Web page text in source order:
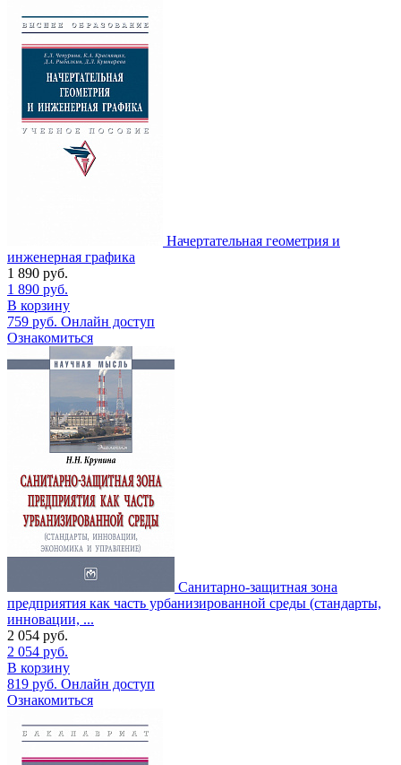
Начертательная геометрия и
инженерная графика
1 890 руб.
1 890 руб.
В корзину
759 руб. Онлайн доступ
Ознакомиться
Санитарно-защитная зона
предприятия как часть урбанизированной среды (стандарты,
инновации, ...
2 054 руб.
2 054 руб.
В корзину
819 руб. Онлайн доступ
Ознакомиться